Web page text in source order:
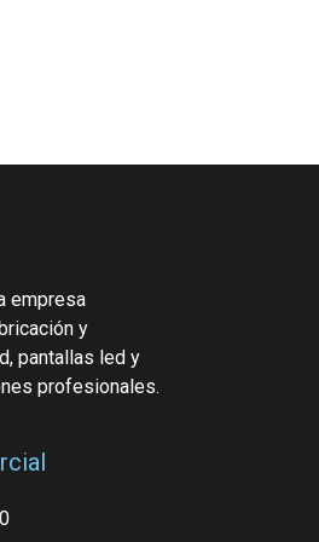
empresa
y
pantallas led y
profesionales.